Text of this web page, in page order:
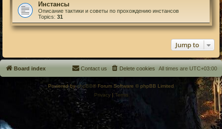
Инстансы
Описание тактики и советы по прохождению инстансов
Topics: 31
Jump to
Board index All times are UTC+03:00
Delete cookies
Contact us
Powered byphpBB® Forum Software © phpBB Limited
Privacy| Terms